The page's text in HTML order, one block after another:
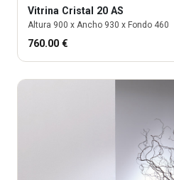
Vitrina Cristal 20 AS
Altura 900 x Ancho 930 x Fondo 460
760.00 €